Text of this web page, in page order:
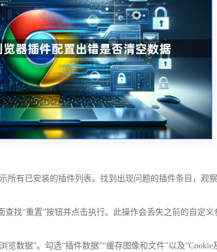
所有已安装的插件列表。找到出现问题的插件条目，
找“重置”按钮并点击执行。此操作会丢失之前的自定
数据”。勾选“插件数据”“缓存图像和文件”以及